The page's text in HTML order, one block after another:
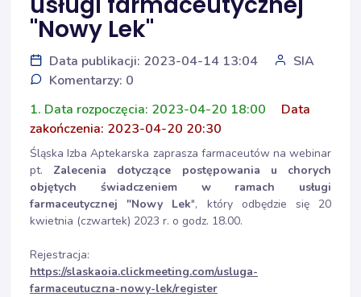
"Nowy Lek"
Data publikacji: 2023-04-14 13:04
SIA
Komentarzy: 0
1. Data rozpoczęcia: 2023-04-20 18:00
Data
zakończenia: 2023-04-20 20:30
Śląska Izba Aptekarska zaprasza farmaceutów na webinar
pt. Zalecenia dotyczące postępowania u chorych
objętych świadczeniem w ramach usługi
farmaceutycznej "Nowy Lek", który odbędzie się 20
kwietnia (czwartek) 2023 r. o godz. 18.00.
Rejestracja:
https://slaskaoia.clickmeeting.com/usluga-
farmaceutuczna-nowy-lek/register